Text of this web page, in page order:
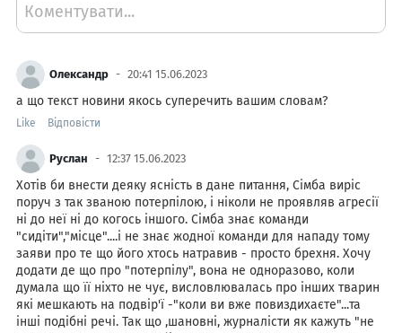
Коментувати...
Олександр 20:41 15.06.2023
а що текст новини якось суперечить вашим словам?
Like Відповісти
Руслан 12:37 15.06.2023
Хотів би внести деяку ясність в дане питання, Сімба виріс
поруч з так званою потерпілою, і ніколи не проявляв агресії
ні до неї ні до когось іншого. Сімба знає команди
"сидіти","місце"....і не знає жодної команди для нападу тому
заяви про те що його хтось натравив - просто брехня. Хочу
додати де що про "потерпілу", вона не одноразово, коли
думала що її ніхто не чує, висловлювалась про інших тварин
які мешкають на подвір'ї -"коли ви вже повиздихаєте"...та
інші подібні речі. Так що ,шановні, журналісти як кажуть "не